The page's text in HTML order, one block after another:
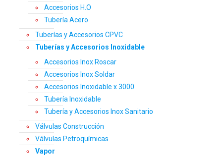
Accesorios H.O
Tubería Acero
Tuberías y Accesorios CPVC
Tuberías y Accesorios Inoxidable
Accesorios Inox Roscar
Accesorios Inox Soldar
Accesorios Inoxidable x 3000
Tubería Inoxidable
Tubería y Accesorios Inox Sanitario
Válvulas Construcción
Válvulas Petroquímicas
Vapor